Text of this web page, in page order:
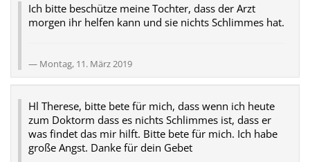
Ich bitte beschütze meine Tochter, dass der Arzt
morgen ihr helfen kann und sie nichts Schlimmes hat.
Montag, 11. März 2019
Hl Therese, bitte bete für mich, dass wenn ich heute
zum Doktorm dass es nichts Schlimmes ist, dass er
was findet das mir hilft. Bitte bete für mich. Ich habe
große Angst. Danke für dein Gebet